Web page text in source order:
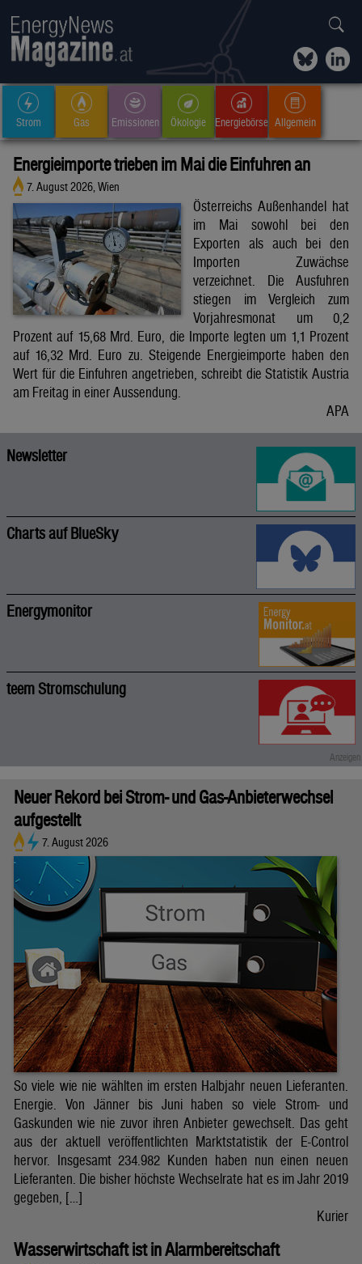
Strom Gas Emissionen Ökologie Energiebörse Allgemein
Energieimporte trieben im Mai die Einfuhren an
7. August 2026, Wien
Österreichs Außenhandel hat
im Mai sowohl bei den
Exporten als auch bei den
Importen Zuwächse
verzeichnet. Die Ausfuhren
stiegen im Vergleich zum
Vorjahresmonat um 0,2
Prozent auf 15,68 Mrd. Euro, die Importe legten um 1,1 Prozent
auf 16,32 Mrd. Euro zu. Steigende Energieimporte haben den
Wert für die Einfuhren angetrieben, schreibt die Statistik Austria
am Freitag in einer Aussendung.
APA
Newsletter
Charts auf BlueSky
Energymonitor
teem Stromschulung
Neuer Rekord bei Strom- und Gas-Anbieterwechsel
aufgestellt
7. August 2026
So viele wie nie wählten im ersten Halbjahr neuen Lieferanten.
Energie. Von Jänner bis Juni haben so viele Strom- und
Gaskunden wie nie zuvor ihren Anbieter gewechselt. Das geht
aus der aktuell veröffentlichten Marktstatistik der E-Control
hervor. Insgesamt 234.982 Kunden haben nun einen neuen
Lieferanten. Die bisher höchste Wechselrate hat es im Jahr 2019
gegeben, […]
Kurier
Wasserwirtschaft ist in Alarmbereitschaft